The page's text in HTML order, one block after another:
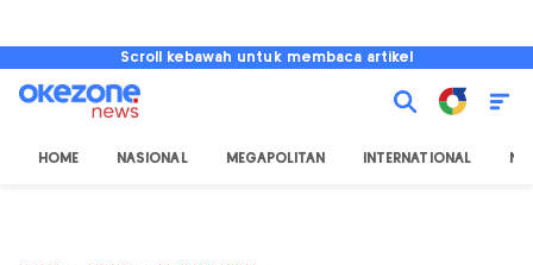
Scroll kebawah untuk membaca artikel
HOME NASIONAL MEGAPOLITAN INTERNATIONAL